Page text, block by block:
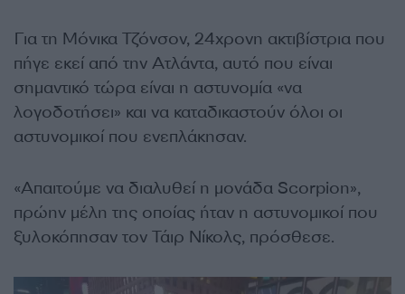
Για τη Μόνικα Τζόνσον, 24χρονη ακτιβίστρια που
πήγε εκεί από την Ατλάντα, αυτό που είναι
σημαντικό τώρα είναι η αστυνομία «να
λογοδοτήσει» και να καταδικαστούν όλοι οι
αστυνομικοί που ενεπλάκησαν.
«Απαιτούμε να διαλυθεί η μονάδα Scorpion»,
πρώην μέλη της οποίας ήταν η αστυνομικοί που
ξυλοκόπησαν τον Τάιρ Νίκολς, πρόσθεσε.